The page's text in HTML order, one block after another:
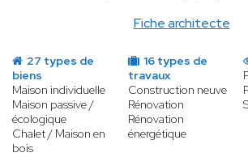
Fiche architecte
27 types de
biens
Maison individuelle
Maison passive /
écologique
Chalet / Maison en
bois
16 types de
travaux
Construction neuve
Rénovation
Rénovation
énergétique